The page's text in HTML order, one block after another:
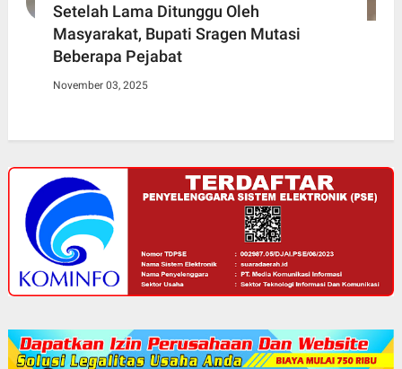
Setelah Lama Ditunggu Oleh
Masyarakat, Bupati Sragen Mutasi
Beberapa Pejabat
November 03, 2025